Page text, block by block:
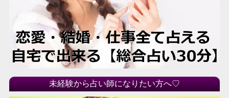
未経験から占い師になりたい方へ♡